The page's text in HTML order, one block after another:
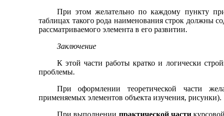
При этом желательно по каждому пункту
таблицах такого рода наименования строк должны
рассматриваемого элемента в его развитии.
Заключение
К этой части работы кратко и логически
проблемы.
При оформлении теоретической части
применяемых элементов объекта изучения, рисунки).